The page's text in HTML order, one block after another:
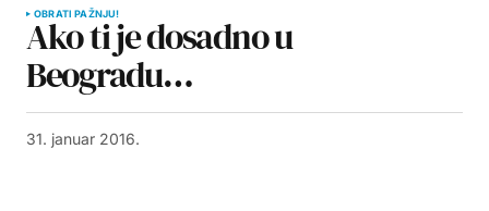
OBRATI PAŽNJU!
Ako ti je dosadno u
Beogradu…
31. januar 2016.